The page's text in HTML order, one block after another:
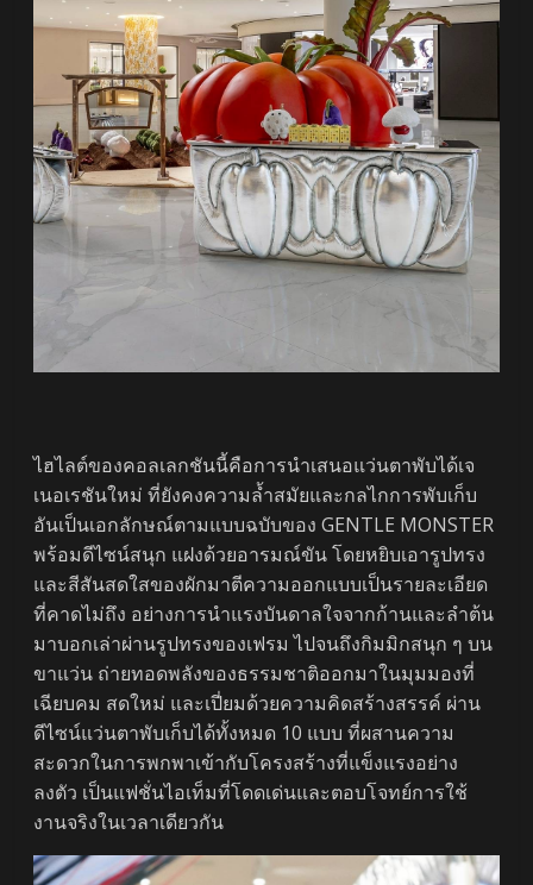
ไฮไลต์ของคอลเลกชันนี้คือการนำเสนอแว่นตาพับได้เจ
เนอเรชันใหม่ ที่ยังคงความล้ำสมัยและกลไกการพับเก็บ
อันเป็นเอกลักษณ์ตามแบบฉบับของ GENTLE MONSTER
พร้อมดีไซน์สนุก แฝงด้วยอารมณ์ขัน โดยหยิบเอารูปทรง
และสีสันสดใสของผักมาตีความออกแบบเป็นรายละเอียด
ที่คาดไม่ถึง อย่างการนำแรงบันดาลใจจากก้านและลำต้น
มาบอกเล่าผ่านรูปทรงของเฟรม ไปจนถึงกิมมิกสนุก ๆ บน
ขาแว่น ถ่ายทอดพลังของธรรมชาติออกมาในมุมมองที่
เฉียบคม สดใหม่ และเปี่ยมด้วยความคิดสร้างสรรค์ ผ่าน
ดีไซน์แว่นตาพับเก็บได้ทั้งหมด 10 แบบ ที่ผสานความ
สะดวกในการพกพาเข้ากับโครงสร้างที่แข็งแรงอย่าง
ลงตัว เป็นแฟชั่นไอเท็มที่โดดเด่นและตอบโจทย์การใช้
งานจริงในเวลาเดียวกัน